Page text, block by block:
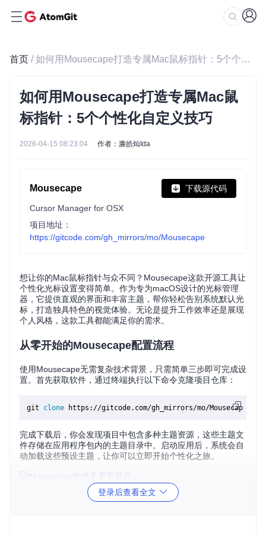
首页 / 如何用Mousecape打造专属Mac鼠标指针：5个个性化自定义技巧
如何用Mousecape打造专属Mac鼠
标指针：5个个性化自定义技巧
2026-04-15 08:23:04 作者：廉皓灿Ida
Mousecape 下载源代码
Cursor Manager for OSX
项目地址：
https://gitcode.com/gh_mirrors/mo/Mousecape
想让你的Mac鼠标指针与众不同？Mousecape这款开源工具让
个性化光标设置变得简单。作为专为macOS设计的光标管理
器，它提供直观的界面和丰富主题，帮你轻松告别系统默认光
标，打造独具特色的视觉体验。无论是提升工作效率还是展现
个人风格，这款工具都能满足你的需求。
从零开始的Mousecape配置流程
使用Mousecape无需复杂技术背景，只需简单三步即可完成设
置。首先获取软件，通过终端执行以下命令克隆项目仓库：
git clone
完成下载后，你会发现项目中包含多种主题资源，这些主题文
件存储在应用程序包内的主题目录中。启动应用后，系统会自
动加载这些预设主题，让你可以立即开始个性化之旅。
软件界面采用深色主题设计，左侧区域以列表形式展示各类光
登录后查看全文